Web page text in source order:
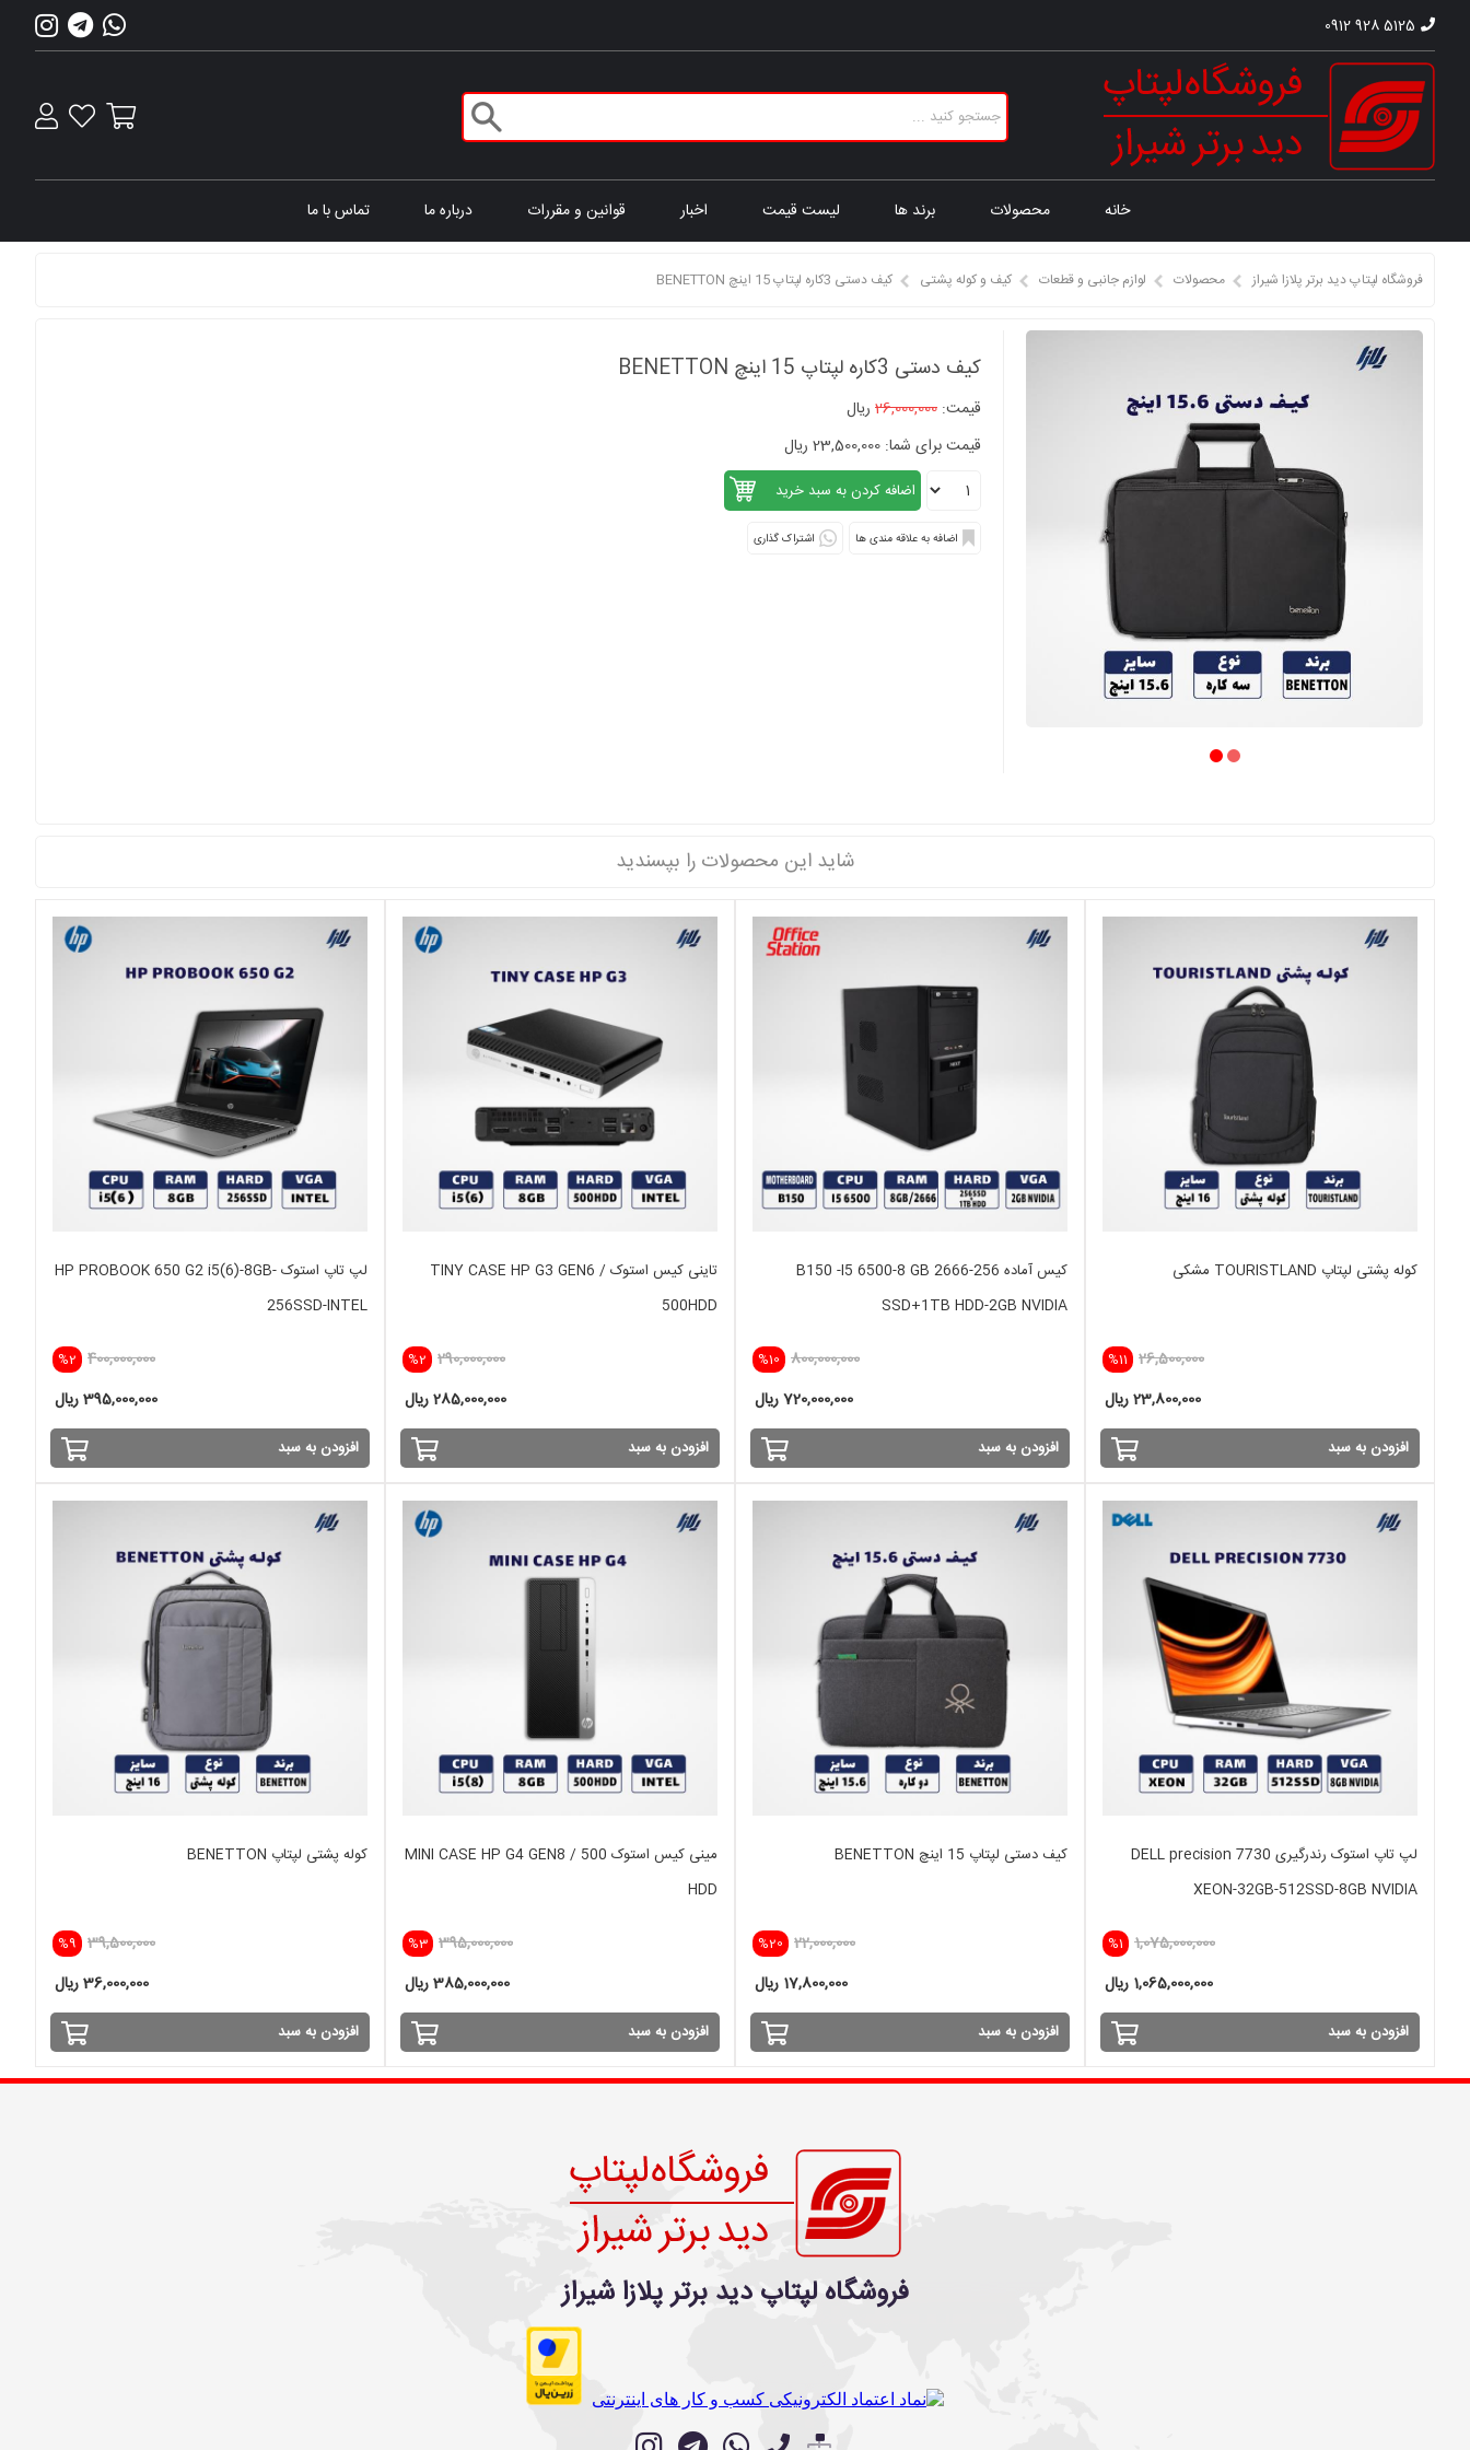
0912 928 5125
خانه محصولات برند ها لیست قیمت اخبار قوانین و مقررات درباره ما تماس با ما
فروشگاه لپتاپ دید برتر پلازا شیراز محصولات لوازم جانبی و قطعات کیف و کوله پشتی کیف دستی 3کاره لپتاپ 15 اینچ BENETTON
کیف دستی 3کاره لپتاپ 15 اینچ BENETTON
قیمت: 26,000,000 ریال
قیمت برای شما: 23,500,000 ریال
اشتراک گذاری
شاید این محصولات را بپسندید
کوله پشتی لپتاپ TOURISTLAND مشکی
%11 26,500,000
23,800,000 ریال
افزودن به سبد
کیس آماده B150 -I5 6500-8 GB 2666-256
SSD+1TB HDD-2GB NVIDIA
%10 800,000,000
720,000,000 ریال
افزودن به سبد
تاینی کیس استوک TINY CASE HP G3 GEN6 /
500HDD
%2 290,000,000
285,000,000 ریال
افزودن به سبد
لپ تاپ استوک HP PROBOOK 650 G2 i5(6)-8GB-
256SSD-INTEL
%2 400,000,000
395,000,000 ریال
افزودن به سبد
لپ تاپ استوک رندرگیری DELL precision 7730
XEON-32GB-512SSD-8GB NVIDIA
%1 1,075,000,000
1,065,000,000 ریال
افزودن به سبد
کیف دستی لپتاپ 15 اینچ BENETTON
%20 22,000,000
17,800,000 ریال
افزودن به سبد
مینی کیس استوک MINI CASE HP G4 GEN8 / 500
HDD
%3 395,000,000
385,000,000 ریال
افزودن به سبد
کوله پشتی لپتاپ BENETTON
%9 39,500,000
36,000,000 ریال
افزودن به سبد
فروشگاه لپتاپ دید برتر پلازا شیراز